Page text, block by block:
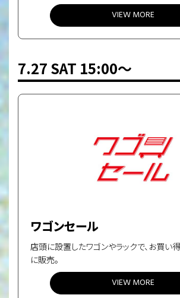
VIEW MORE
7.27 SAT 15:00〜
ワゴンセール
店頭に設置したワゴンやラックで、お買い
に販売。
VIEW MORE